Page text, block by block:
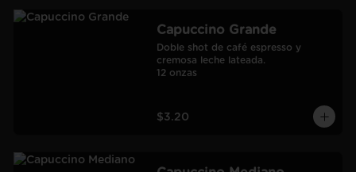
Capuccino Grande
Doble shot de café espresso y
cremosa leche lateada.
12 onzas
$3.20